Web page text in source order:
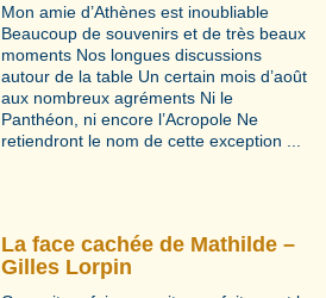
Mon amie d’Athènes est inoubliable
Beaucoup de souvenirs et de très beaux
moments Nos longues discussions
autour de la table Un certain mois d’août
aux nombreux agréments Ni le
Panthéon, ni encore l’Acropole Ne
retiendront le nom de cette exception ...
La face cachée de Mathilde –
Gilles Lorpin